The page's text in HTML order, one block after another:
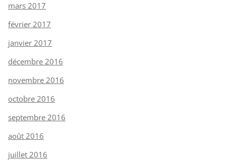
mars 2017
février 2017
janvier 2017
décembre 2016
novembre 2016
octobre 2016
septembre 2016
août 2016
juillet 2016